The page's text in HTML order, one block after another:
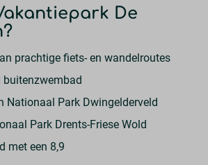
De
prachtige fiets- en wandelroutes
buitenzwembad
Nationaal Park Dwingelderveld
Park Drents-Friese Wold
met een 8,9